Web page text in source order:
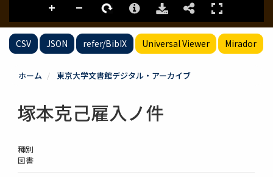
CSV JSON refer/BibIX Universal Viewer Mirador
ホーム 東京大学文書館デジタル・アーカイブ
塚本克己雇入ノ件
種別
図書